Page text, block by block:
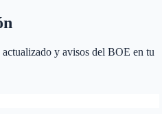
y avisos del BOE en tu